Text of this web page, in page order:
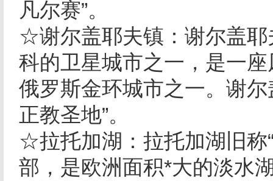
凡尔赛”。
☆谢尔盖耶夫镇：谢尔盖
科的卫星城市之一，是一
俄罗斯金环城市之一。谢
正教圣地”。
☆拉托加湖：拉托加湖旧称
部，是欧洲面积*大的淡水